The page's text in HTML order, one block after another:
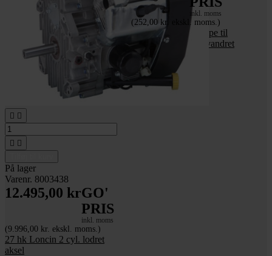
 
 
På lager
Varenr. 8003438
12.495,00 krGO'
PRIS
inkl. moms
(9.996,00 kr. ekskl. moms.)
27 hk Loncin 2 cyl. lodret
aksel
inkl. moms
(252,00 kr. ekskl. moms.)
Benzin vakuumpumpe til
benzinmotor lodret/vandret